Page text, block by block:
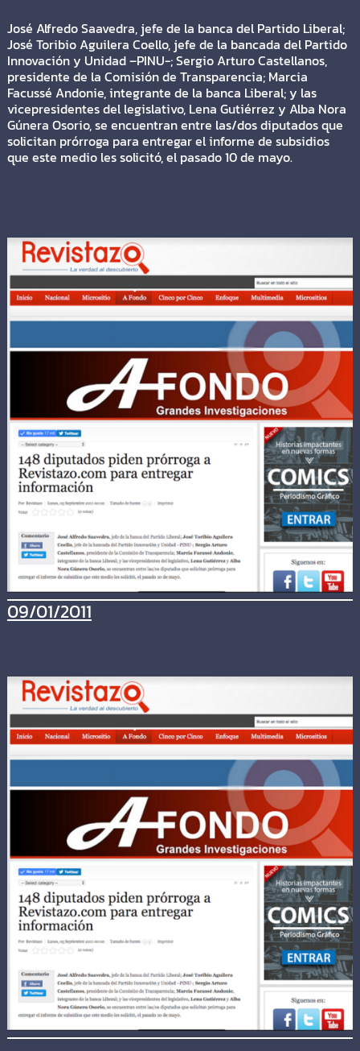
José Alfredo Saavedra, jefe de la banca del Partido Liberal;
José Toribio Aguilera Coello, jefe de la bancada del Partido
Innovación y Unidad –PINU-; Sergio Arturo Castellanos,
presidente de la Comisión de Transparencia; Marcia
Facussé Andonie, integrante de la banca Liberal; y las
vicepresidentes del legislativo, Lena Gutiérrez y Alba Nora
Gúnera Osorio, se encuentran entre las/dos diputados que
solicitan prórroga para entregar el informe de subsidios
que este medio les solicitó, el pasado 10 de mayo.
09/01/2011